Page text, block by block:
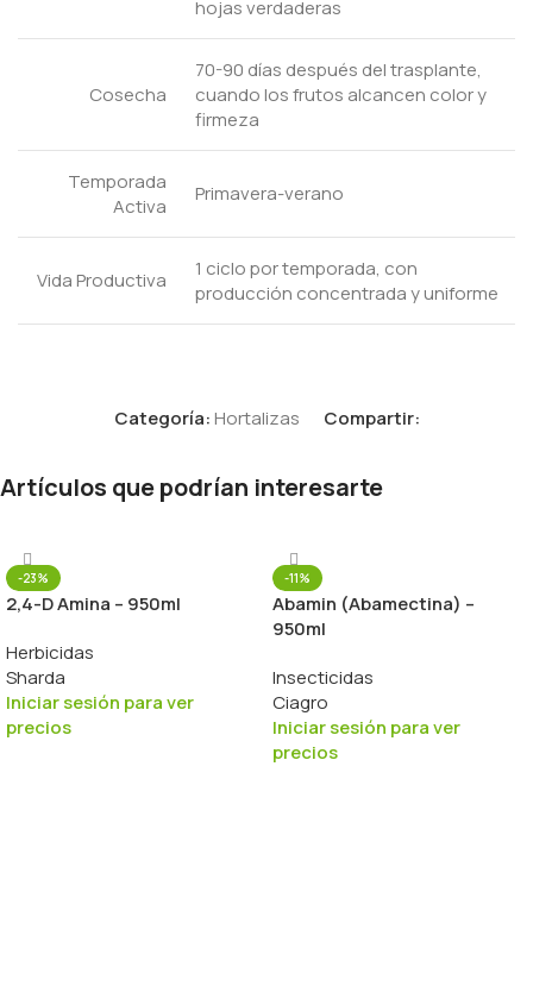
hojas verdaderas
Cosecha
70-90 días después del trasplante,
cuando los frutos alcancen color y
firmeza
Temporada
Activa
Primavera-verano
Vida Productiva
1 ciclo por temporada, con
producción concentrada y uniforme
Categoría:Hortalizas Compartir:
Artículos que podrían interesarte
-23%
2,4-D Amina – 950ml
Herbicidas
Sharda
Iniciar sesión para ver
precios
-11%
Abamin (Abamectina) –
950ml
Insecticidas
Ciagro
Iniciar sesión para ver
precios